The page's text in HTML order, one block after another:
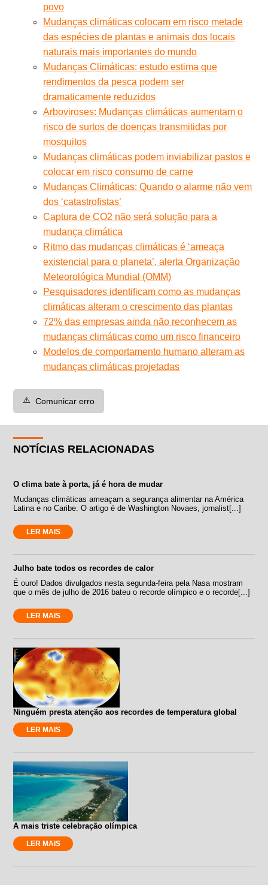
povo
Mudanças climáticas colocam em risco metade
das espécies de plantas e animais dos locais
naturais mais importantes do mundo
Mudanças Climáticas: estudo estima que
rendimentos da pesca podem ser
dramaticamente reduzidos
Arboviroses: Mudanças climáticas aumentam o
risco de surtos de doenças transmitidas por
mosquitos
Mudanças climáticas podem inviabilizar pastos e
colocar em risco consumo de carne
Mudanças Climáticas: Quando o alarme não vem
dos ‘catastrofistas’
Captura de CO2 não será solução para a
mudança climática
Ritmo das mudanças climáticas é ‘ameaça
existencial para o planeta’, alerta Organização
Meteorológica Mundial (OMM)
Pesquisadores identificam como as mudanças
climáticas alteram o crescimento das plantas
72% das empresas ainda não reconhecem as
mudanças climáticas como um risco financeiro
Modelos de comportamento humano alteram as
mudanças climáticas projetadas
⚠️ Comunicar erro
NOTÍCIAS RELACIONADAS
O clima bate à porta, já é hora de mudar
Mudanças climáticas ameaçam a segurança alimentar na América
Latina e no Caribe. O artigo é de Washington Novaes, jornalist[...]
LER MAIS
Julho bate todos os recordes de calor
É ouro! Dados divulgados nesta segunda-feira pela Nasa mostram
que o mês de julho de 2016 bateu o recorde olímpico e o recorde[...]
LER MAIS
Ninguém presta atenção aos recordes de temperatura global
LER MAIS
A mais triste celebração olímpica
LER MAIS